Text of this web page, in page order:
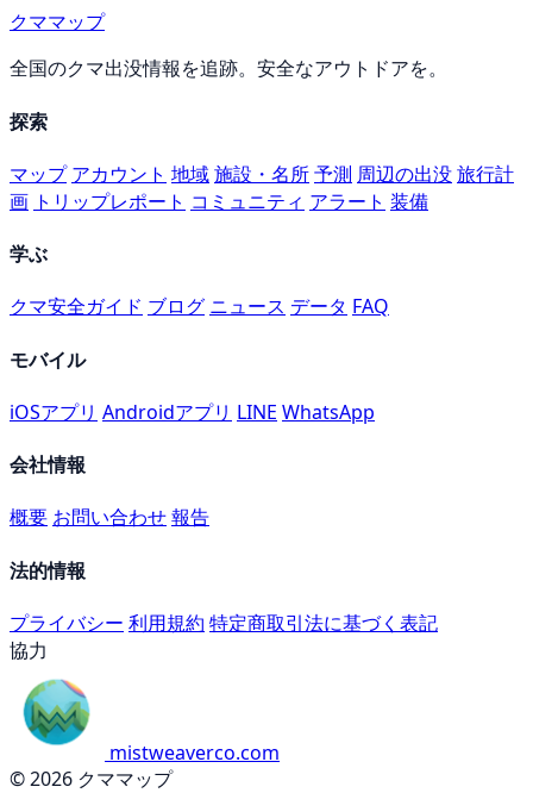
クママップ
全国のクマ出没情報を追跡。安全なアウトドアを。
探索
マップ アカウント 地域施設・名所予測 周辺の出没旅行計
画 トリップレポート コミュニティ アラート 装備
学ぶ
クマ安全ガイド ブログ ニュース データ FAQ
モバイル
iOSアプリ Androidアプリ LINE WhatsApp
会社情報
概要 お問い合わせ報告
法的情報
プライバシー 利用規約 特定商取引法に基づく表記
協力
mistweaverco.com
© 2026 クママップ